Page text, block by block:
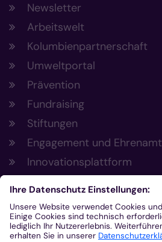
Newsletter
Arbeitswelt
Kolumbienpartnerschaft
Umweltportal
Prävention
Fundraising
Stiftungen
Engagement und Ehrenamt
Innovationsplattform
Aus der Plattform
Nachrichten